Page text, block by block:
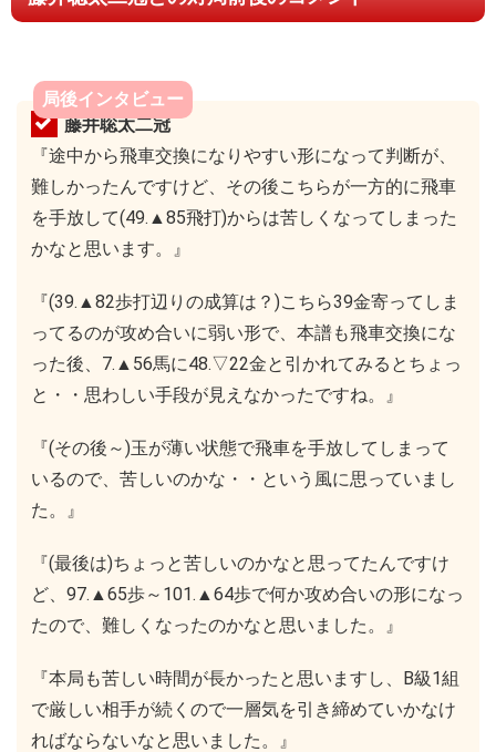
局後インタビュー
藤井聡太二冠
『途中から飛車交換になりやすい形になって判断が、
難しかったんですけど、その後こちらが一方的に飛車
を手放して(49.▲85飛打)からは苦しくなってしまった
かなと思います。』
『(39.▲82歩打辺りの成算は？)こちら39金寄ってしま
ってるのが攻め合いに弱い形で、本譜も飛車交換にな
った後、7.▲56馬に48.▽22金と引かれてみるとちょっ
と・・思わしい手段が見えなかったですね。』
『(その後～)玉が薄い状態で飛車を手放してしまって
いるので、苦しいのかな・・という風に思っていまし
た。』
『(最後は)ちょっと苦しいのかなと思ってたんですけ
ど、97.▲65歩～101.▲64歩で何か攻め合いの形になっ
たので、難しくなったのかなと思いました。』
『本局も苦しい時間が長かったと思いますし、B級1組
で厳しい相手が続くので一層気を引き締めていかなけ
ればならないなと思いました。』